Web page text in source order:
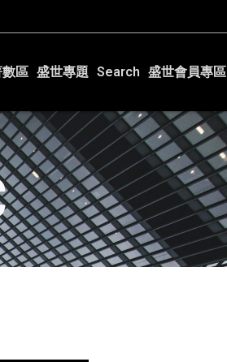
區 盛世專題 Search 盛世會員專區